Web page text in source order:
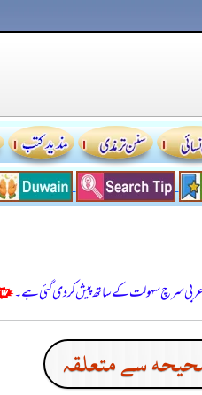
عربی سرچ سہولت کے ساتھ پیش کر دی گئی ہے۔
سے متعلقہ